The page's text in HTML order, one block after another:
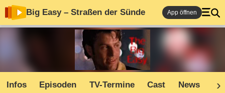
Big Easy – Straßen der Sünde App öffnen
Infos Episoden TV-Termine Cast News